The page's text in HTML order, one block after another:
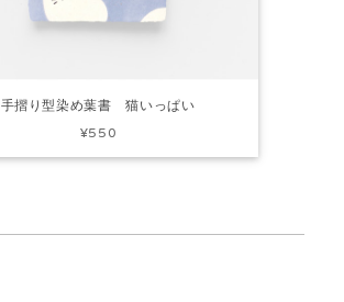
手摺り型染め葉書 猫いっぱい
¥550